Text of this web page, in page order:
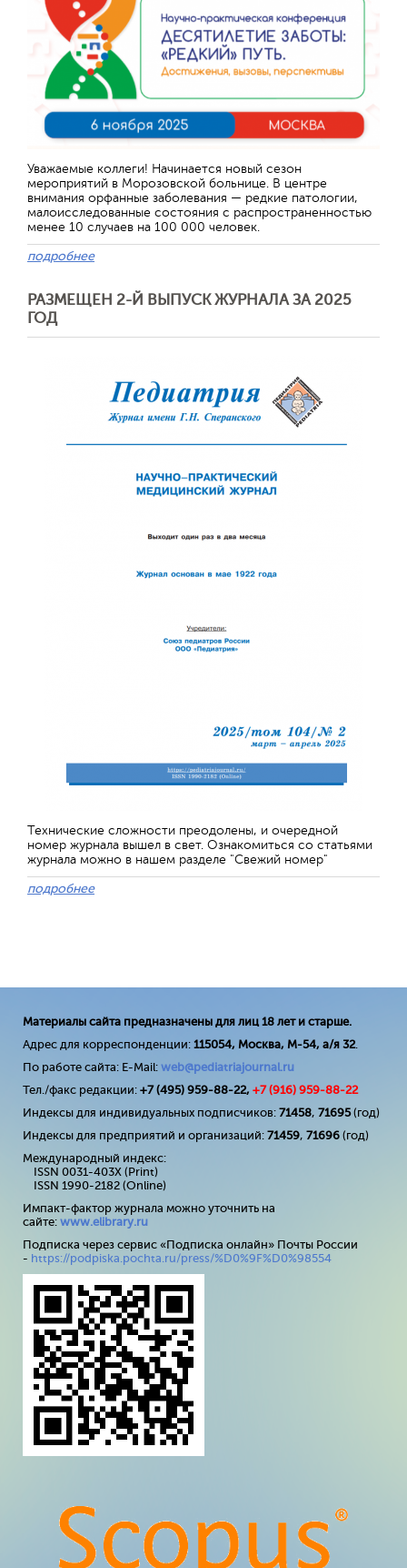
Уважаемые коллеги! Начинается новый сезон
мероприятий в Морозовской больнице. В центре
внимания орфанные заболевания — редкие патологии,
малоисследованные состояния с распространенностью
менее 10 случаев на 100 000 человек.
подробнее
РАЗМЕЩЕН 2-Й ВЫПУСК ЖУРНАЛА ЗА 2025
ГОД
Технические сложности преодолены, и очередной
номер журнала вышел в свет. Ознакомиться со статьями
журнала можно в нашем разделе "Свежий номер"
подробнее
Материалы сайта предназначены для лиц 18 лет и старше.
Адрес для корреспонденции: 115054, Москва, М-54, а/я 32.
По работе сайта: E-Mail: web@pediatriajournal.ru
Тел./факс редакции: +7 (495) 959-88-22, +7 (916) 959-88-22
Индексы для индивидуальных подписчиков: 71458, 71695(год)
Индексы для предприятий и организаций: 71459, 71696 (год)
Международный индекс:
ISSN 0031-403X (Print)
ISSN 1990-2182 (Online)
Импакт-фактор журнала можно уточнить на
сайте: www.elibrary.ru
Подписка через сервис «Подписка онлайн» Почты России
- https://podpiska.pochta.ru/press/%D0%9F%D0%98554